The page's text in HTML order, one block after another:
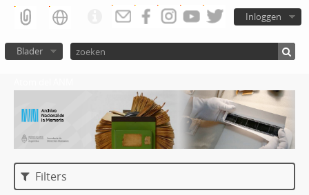
Inloggen
Blader
Filters